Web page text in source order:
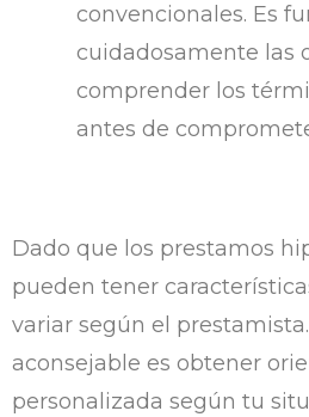
convencionales. Es
cuidadosamente las
comprender los
antes de
Dado que los prestamos
pueden tener
variar según el
aconsejable es obtener
personalizada según tu